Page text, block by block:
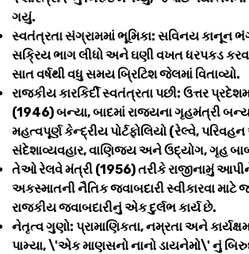
ગયું.
સ્વતંત્રતા સંગ્રામમાં ભૂમિકા: સવિનય કાનૂન
સક્રિય ભાગ લીધો અને ઘણી વખત ધરપકડ
સાત વર્ષથી વધુ સમય બ્રિટિશ જેલમાં વિતાવ્યો.
રાજકીય કારકિર્દી સ્વતંત્રતા પછી: ઉત્તર
(1946) બન્યા, બાદમાં રાજ્યના ગૃહમંત્રી
મહત્વપૂર્ણ કેન્દ્રીય પોર્ટફોલિયો (રેલ્વે,
સંદેશાવ્યવહાર, વાણિજ્ય અને ઉદ્યોગ, ગૃહ
તેઓ રેલવે મંત્રી (1956) તરીકે રાજીનામું
અકસ્માતની નૈતિક જવાબદારી સ્વીકારવા માટે
રાજકીય જવાબદારીનું એક દુર્લભ કાર્ય છે.
નેતૃત્વ ગુણો: પ્રામાણિકતા, નમ્રતા અને
પામ્યા, \'એક માણસનો નાનો ડાયનેમો\' નું